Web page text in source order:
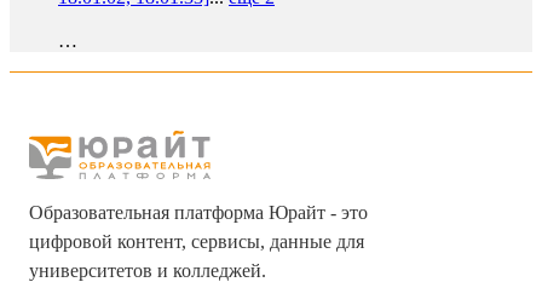
…
Образовательная платформа Юрайт - это
цифровой контент, сервисы, данные для
университетов и колледжей.